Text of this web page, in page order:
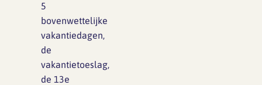
5
bovenwettelijke
vakantiedagen,
de
vakantietoeslag,
de 13e